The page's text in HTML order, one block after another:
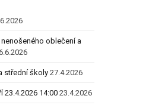
oblečení a
střední školy 27.4.2026
14:00 23.4.2026